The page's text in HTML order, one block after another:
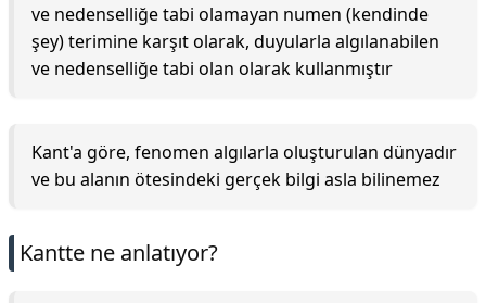
ve nedenselliğe tabi olamayan numen (kendinde
şey) terimine karşıt olarak, duyularla algılanabilen
ve nedenselliğe tabi olan olarak kullanmıştır
Kant'a göre, fenomen algılarla oluşturulan dünyadır
ve bu alanın ötesindeki gerçek bilgi asla bilinemez
Kantte ne anlatıyor?